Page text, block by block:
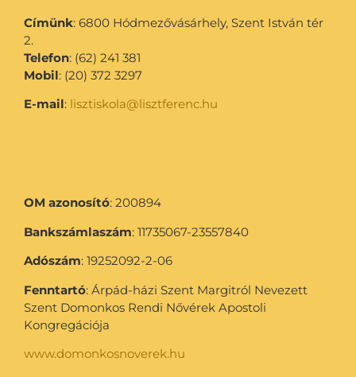
Címünk: 6800 Hódmezővásárhely, Szent István tér
2.
Telefon: (62) 241 381
Mobil: (20) 372 3297
E-mail: lisztiskola@lisztferenc.hu
OM azonosító: 200894
Bankszámlaszám: 11735067-23557840
Adószám: 19252092-2-06
Fenntartó: Árpád-házi Szent Margitról Nevezett
Szent Domonkos Rendi Nővérek Apostoli
Kongregációja
www.domonkosnoverek.hu